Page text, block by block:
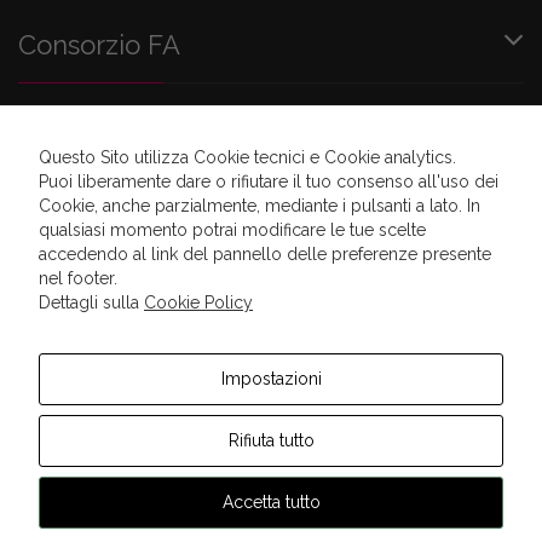
Consorzio FA
Newsletter
Sitemap
©2017 Consorzio Famiglia e Accoglienza -Impostazione Cookie
Questo Sito utilizza Cookie tecnici e Cookie analytics.
Puoi liberamente dare o rifiutare il tuo consenso all'uso dei
Cookie, anche parzialmente, mediante i pulsanti a lato. In
qualsiasi momento potrai modificare le tue scelte
accedendo al link del pannello delle preferenze presente
nel footer.
Dettagli sulla Cookie Policy
Impostazioni
Rifiuta tutto
Accetta tutto